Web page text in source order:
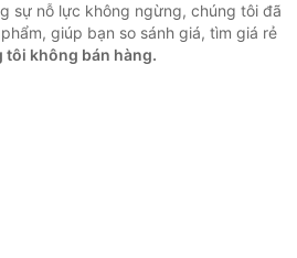
sự nỗ lực không ngừng, chúng tôi đã
giúp bạn so sánh giá, tìm giá rẻ
tôi không bán hàng.